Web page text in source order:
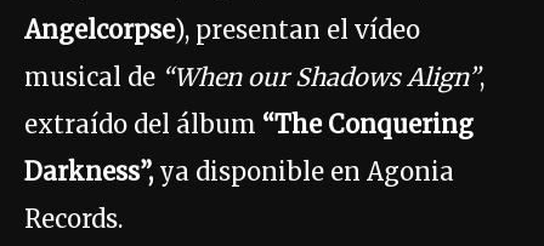
Angelcorpse), presentan el vídeo
musical de “When our Shadows Align”,
extraído del álbum “The Conquering
Darkness”, ya disponible en Agonia
Records.